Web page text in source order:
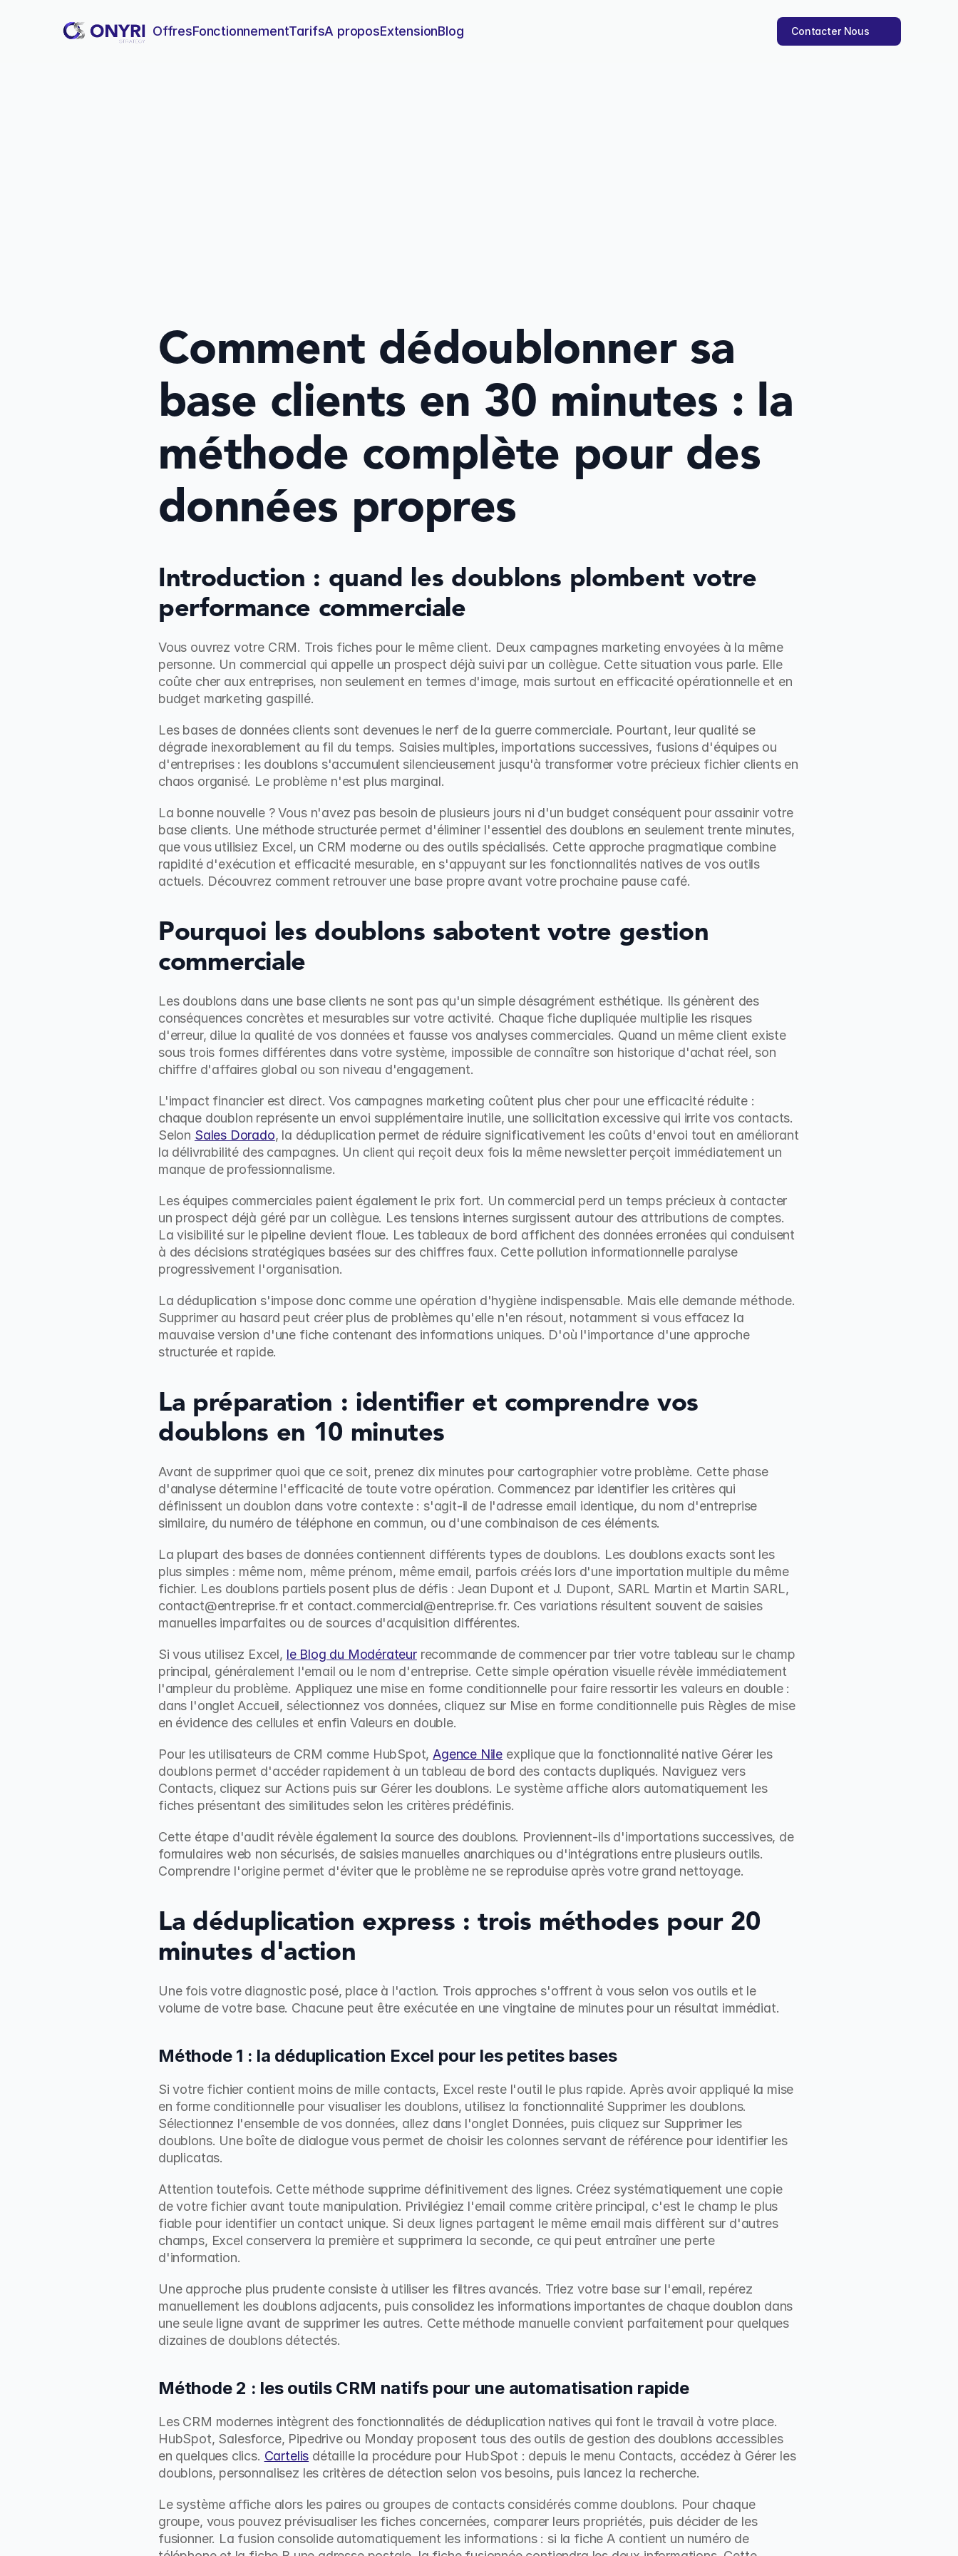
OffresFonctionnementTarifsA proposExtensionBlog Contacter Nous
Comment dédoublonner sa
base clients en 30 minutes : la
méthode complète pour des
données propres
Introduction : quand les doublons plombent votre
performance commerciale
Vous ouvrez votre CRM. Trois fiches pour le même client. Deux campagnes marketing envoyées à la même
personne. Un commercial qui appelle un prospect déjà suivi par un collègue. Cette situation vous parle. Elle
coûte cher aux entreprises, non seulement en termes d'image, mais surtout en efficacité opérationnelle et en
budget marketing gaspillé.
Les bases de données clients sont devenues le nerf de la guerre commerciale. Pourtant, leur qualité se
dégrade inexorablement au fil du temps. Saisies multiples, importations successives, fusions d'équipes ou
d'entreprises : les doublons s'accumulent silencieusement jusqu'à transformer votre précieux fichier clients en
chaos organisé. Le problème n'est plus marginal.
La bonne nouvelle ? Vous n'avez pas besoin de plusieurs jours ni d'un budget conséquent pour assainir votre
base clients. Une méthode structurée permet d'éliminer l'essentiel des doublons en seulement trente minutes,
que vous utilisiez Excel, un CRM moderne ou des outils spécialisés. Cette approche pragmatique combine
rapidité d'exécution et efficacité mesurable, en s'appuyant sur les fonctionnalités natives de vos outils
actuels. Découvrez comment retrouver une base propre avant votre prochaine pause café.
Pourquoi les doublons sabotent votre gestion
commerciale
Les doublons dans une base clients ne sont pas qu'un simple désagrément esthétique. Ils génèrent des
conséquences concrètes et mesurables sur votre activité. Chaque fiche dupliquée multiplie les risques
d'erreur, dilue la qualité de vos données et fausse vos analyses commerciales. Quand un même client existe
sous trois formes différentes dans votre système, impossible de connaître son historique d'achat réel, son
chiffre d'affaires global ou son niveau d'engagement.
L'impact financier est direct. Vos campagnes marketing coûtent plus cher pour une efficacité réduite :
chaque doublon représente un envoi supplémentaire inutile, une sollicitation excessive qui irrite vos contacts.
Selon Sales Dorado, la déduplication permet de réduire significativement les coûts d'envoi tout en améliorant
la délivrabilité des campagnes. Un client qui reçoit deux fois la même newsletter perçoit immédiatement un
manque de professionnalisme.
Les équipes commerciales paient également le prix fort. Un commercial perd un temps précieux à contacter
un prospect déjà géré par un collègue. Les tensions internes surgissent autour des attributions de comptes.
La visibilité sur le pipeline devient floue. Les tableaux de bord affichent des données erronées qui conduisent
à des décisions stratégiques basées sur des chiffres faux. Cette pollution informationnelle paralyse
progressivement l'organisation.
La déduplication s'impose donc comme une opération d'hygiène indispensable. Mais elle demande méthode.
Supprimer au hasard peut créer plus de problèmes qu'elle n'en résout, notamment si vous effacez la
mauvaise version d'une fiche contenant des informations uniques. D'où l'importance d'une approche
structurée et rapide.
La préparation : identifier et comprendre vos
doublons en 10 minutes
Avant de supprimer quoi que ce soit, prenez dix minutes pour cartographier votre problème. Cette phase
d'analyse détermine l'efficacité de toute votre opération. Commencez par identifier les critères qui
définissent un doublon dans votre contexte : s'agit-il de l'adresse email identique, du nom d'entreprise
similaire, du numéro de téléphone en commun, ou d'une combinaison de ces éléments.
La plupart des bases de données contiennent différents types de doublons. Les doublons exacts sont les
plus simples : même nom, même prénom, même email, parfois créés lors d'une importation multiple du même
fichier. Les doublons partiels posent plus de défis : Jean Dupont et J. Dupont, SARL Martin et Martin SARL,
contact@entreprise.fr et contact.commercial@entreprise.fr. Ces variations résultent souvent de saisies
manuelles imparfaites ou de sources d'acquisition différentes.
Si vous utilisez Excel, le Blog du Modérateur recommande de commencer par trier votre tableau sur le champ
principal, généralement l'email ou le nom d'entreprise. Cette simple opération visuelle révèle immédiatement
l'ampleur du problème. Appliquez une mise en forme conditionnelle pour faire ressortir les valeurs en double :
dans l'onglet Accueil, sélectionnez vos données, cliquez sur Mise en forme conditionnelle puis Règles de mise
en évidence des cellules et enfin Valeurs en double.
Pour les utilisateurs de CRM comme HubSpot, Agence Nile explique que la fonctionnalité native Gérer les
doublons permet d'accéder rapidement à un tableau de bord des contacts dupliqués. Naviguez vers
Contacts, cliquez sur Actions puis sur Gérer les doublons. Le système affiche alors automatiquement les
fiches présentant des similitudes selon les critères prédéfinis.
Cette étape d'audit révèle également la source des doublons. Proviennent-ils d'importations successives, de
formulaires web non sécurisés, de saisies manuelles anarchiques ou d'intégrations entre plusieurs outils.
Comprendre l'origine permet d'éviter que le problème ne se reproduise après votre grand nettoyage.
La déduplication express : trois méthodes pour 20
minutes d'action
Une fois votre diagnostic posé, place à l'action. Trois approches s'offrent à vous selon vos outils et le
volume de votre base. Chacune peut être exécutée en une vingtaine de minutes pour un résultat immédiat.
Méthode 1 : la déduplication Excel pour les petites bases
Si votre fichier contient moins de mille contacts, Excel reste l'outil le plus rapide. Après avoir appliqué la mise
en forme conditionnelle pour visualiser les doublons, utilisez la fonctionnalité Supprimer les doublons.
Sélectionnez l'ensemble de vos données, allez dans l'onglet Données, puis cliquez sur Supprimer les
doublons. Une boîte de dialogue vous permet de choisir les colonnes servant de référence pour identifier les
duplicatas.
Attention toutefois. Cette méthode supprime définitivement des lignes. Créez systématiquement une copie
de votre fichier avant toute manipulation. Privilégiez l'email comme critère principal, c'est le champ le plus
fiable pour identifier un contact unique. Si deux lignes partagent le même email mais diffèrent sur d'autres
champs, Excel conservera la première et supprimera la seconde, ce qui peut entraîner une perte
d'information.
Une approche plus prudente consiste à utiliser les filtres avancés. Triez votre base sur l'email, repérez
manuellement les doublons adjacents, puis consolidez les informations importantes de chaque doublon dans
une seule ligne avant de supprimer les autres. Cette méthode manuelle convient parfaitement pour quelques
dizaines de doublons détectés.
Méthode 2 : les outils CRM natifs pour une automatisation rapide
Les CRM modernes intègrent des fonctionnalités de déduplication natives qui font le travail à votre place.
HubSpot, Salesforce, Pipedrive ou Monday proposent tous des outils de gestion des doublons accessibles
en quelques clics. Cartelis détaille la procédure pour HubSpot : depuis le menu Contacts, accédez à Gérer les
doublons, personnalisez les critères de détection selon vos besoins, puis lancez la recherche.
Le système affiche alors les paires ou groupes de contacts considérés comme doublons. Pour chaque
groupe, vous pouvez prévisualiser les fiches concernées, comparer leurs propriétés, puis décider de les
fusionner. La fusion consolide automatiquement les informations : si la fiche A contient un numéro de